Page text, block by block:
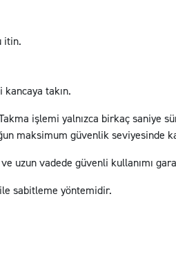
itin.
kancaya takın.
işlemi yalnızca birkaç saniye
maksimum güvenlik seviyesinde
uzun vadede güvenli kullanımı
sabitleme yöntemidir.